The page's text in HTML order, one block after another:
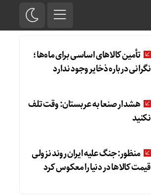
تأمین کالاهای اساسی برای ماه‌ها؛
نگرانی درباره ذخایر وجود ندارد
هشدار صنعا به عربستان: وقت تلف
نکنید
منظور: جنگ علیه ایران روند نزولی
قیمت کالاها در دنیا را معکوس کرد